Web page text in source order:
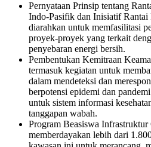
Pernyataan Prinsip tentang
Indo-Pasifik dan Inisiatif Rantai
diarahkan untuk memfasilitasi
proyek-proyek yang terkait
penyebaran energi bersih.
Pembentukan Kemitraan
termasuk kegiatan untuk
dalam mendeteksi dan
berpotensi epidemi dan
untuk sistem informasi
tanggapan wabah.
Program Beasiswa
memberdayakan lebih dari